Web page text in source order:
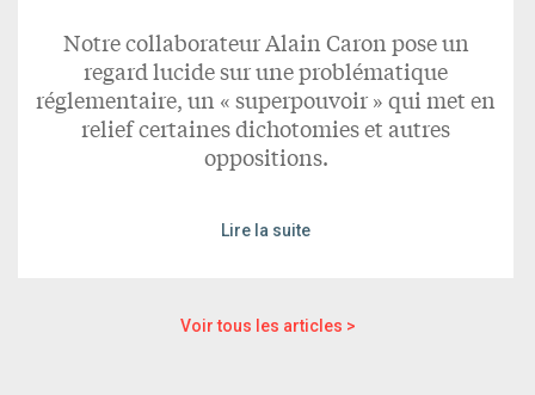
Notre collaborateur Alain Caron pose un
regard lucide sur une problématique
réglementaire, un « superpouvoir » qui met en
relief certaines dichotomies et autres
oppositions.
Lire la suite
Voir tous les articles >